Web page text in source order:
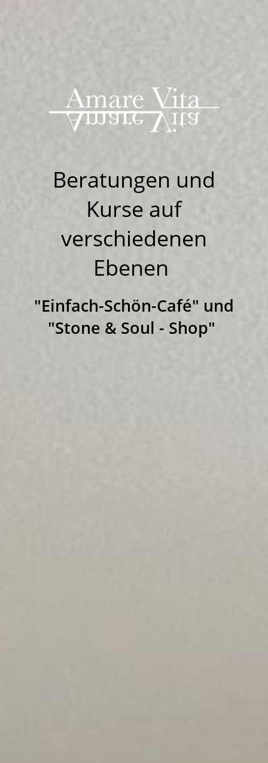
Beratungen und
Kurse auf
verschiedenen
Ebenen
"Einfach-Schön-Café" und
"Stone & Soul - Shop"